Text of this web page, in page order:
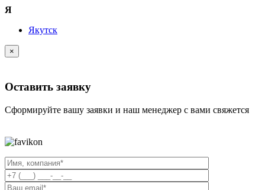
Я
Якутск
×
Оставить заявку
Сформируйте вашу заявки и наш менеджер с вами свяжется